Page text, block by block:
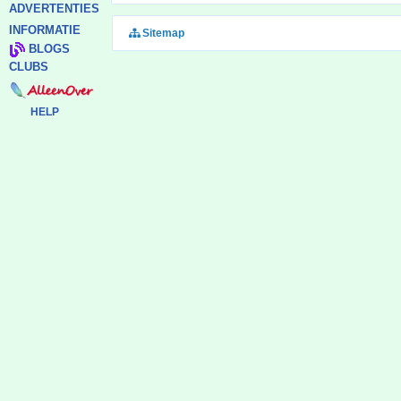
ADVERTENTIES
INFORMATIE
BLOGS
CLUBS
HELP
Sitemap